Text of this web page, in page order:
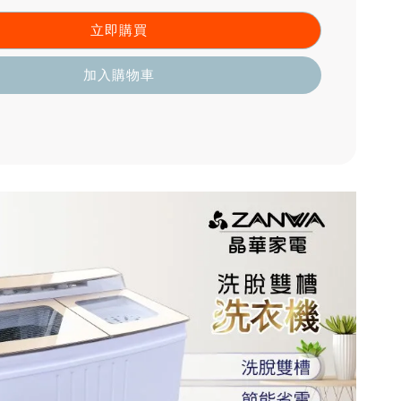
立即購買
加入購物車